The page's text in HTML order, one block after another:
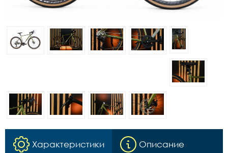
Характеристики Описание